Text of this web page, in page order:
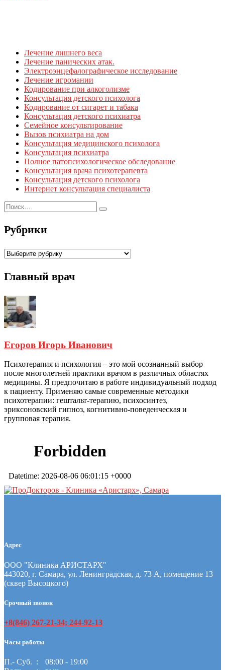
Лечение лишнего веса
Лечение панических атак.
Электроэнцефалографическое исследование
Лечение игромании
Кодирование при алкоголизме
Консультация детского психолога
Кодирование от сигарет и табака
Консультация детского психиатра
Семейное консультирование
Вызов психиатра на дом
Консультация медицинского психолога
Консультация психиатра
Полное патопсихологическое обследование
Консультация врача психотерапевта
Консультация детского психолога
Интернет консультация специалиста
Рубрики
Рубрики
Главный врач
Егоров Игорь Иванович
Психотерапия и психология – это мой осознанный выбор
после многолетней практики врачом в различных областях
медицины. Я предпочитаю в работе индивидуальный подход
к пациенту. Применяю самые современные методики
психотерапии: гештальт-терапию, психосинтез,
эриксоновский гипноз, когнитивно-поведенческая и
групповая терапия.
Адрес
ООО "Клиника АРИСТАРХ"
443020, г. Самара, ул. Ленинградская, д. 73 А, помещение 13
(сквер Высоцкого)
Срочный звонок
+8(846) 267-21-34; 244-92-13
Часы работы
П.- Суб.
08:00 - 19:00